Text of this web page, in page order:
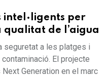
intel·ligents per
de l’aigua
seguretat a les platges i
El projecte
Generation en el marc